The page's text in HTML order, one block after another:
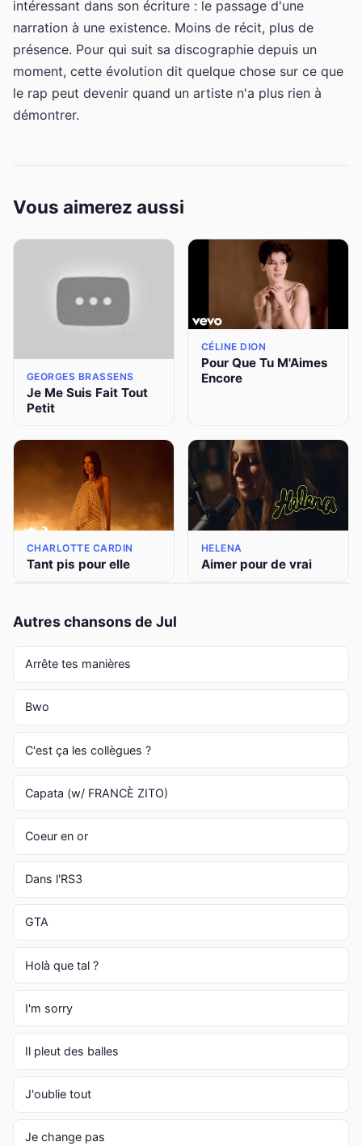
intéressant dans son écriture : le passage d'une
narration à une existence. Moins de récit, plus de
présence. Pour qui suit sa discographie depuis un
moment, cette évolution dit quelque chose sur ce que
le rap peut devenir quand un artiste n'a plus rien à
démontrer.
Vous aimerez aussi
GEORGES BRASSENS
Je Me Suis Fait Tout
Petit
CÉLINE DION
Pour Que Tu M'Aimes
Encore
CHARLOTTE CARDIN
Tant pis pour elle
HELENA
Aimer pour de vrai
Autres chansons de Jul
Arrête tes manières
Bwo
C'est ça les collègues ?
Capata (w/ FRANCÈ ZITO)
Coeur en or
Dans l'RS3
GTA
Holà que tal ?
I'm sorry
Il pleut des balles
J'oublie tout
Je change pas